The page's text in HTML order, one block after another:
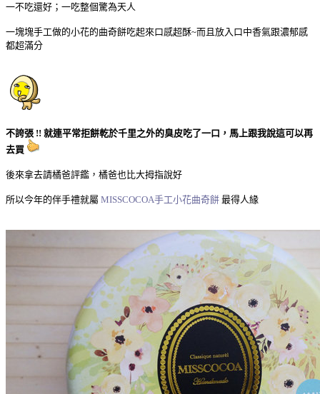
一不吃還好；一吃整個驚為天人
一塊塊手工做的小花的曲奇餅吃起來口感超酥~而且放入口中香氣跟濃郁感
都超滿分
不誇張 !! 就連平常拒餅乾於千里之外的臭皮吃了一口，馬上跟我說這可以再
去買
後來拿去請橘爸評鑑，橘爸也比大拇指說好
所以今年的伴手禮就屬 MISSCOCOA手工小花曲奇餅 最得人緣